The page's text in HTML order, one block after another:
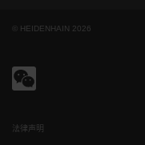
© HEIDENHAIN 2026
法律声明